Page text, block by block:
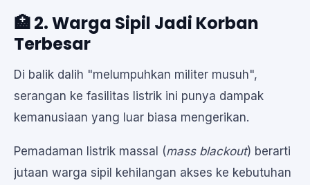
🏥 2. Warga Sipil Jadi Korban
Terbesar
Di balik dalih "melumpuhkan militer musuh",
serangan ke fasilitas listrik ini punya dampak
kemanusiaan yang luar biasa mengerikan.
Pemadaman listrik massal (mass blackout) berarti
jutaan warga sipil kehilangan akses ke kebutuhan